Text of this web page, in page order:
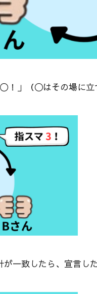
！」（◯はその場に
一致したら、宣言し